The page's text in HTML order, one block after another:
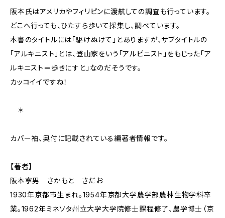
阪本氏はアメリカやフィリピンに渡航しての調査も行っています。
どこへ行っても、ひたすら歩いて採集し、調べています。
本書のタイトルには「駆けぬけて」とありますが、サブタイトルの
「アルキニスト」とは、登山家をいう「アルピニスト」をもじった「ア
ルキニスト＝歩きにすと」なのだそうです。
カッコイイですね！
＊
カバー袖、奥付に記載されている編著者情報です。
【著者】
阪本寧男 さかもと さだお
1930年京都市生まれ。1954年京都大学農学部農林生物学科卒
業。1962年ミネソタ州立大学大学院修士課程修了、農学博士（京